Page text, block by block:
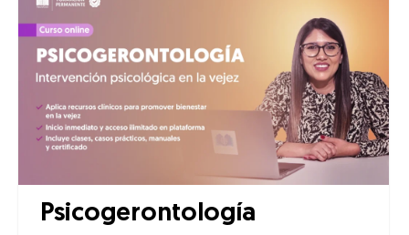
Psicogerontología